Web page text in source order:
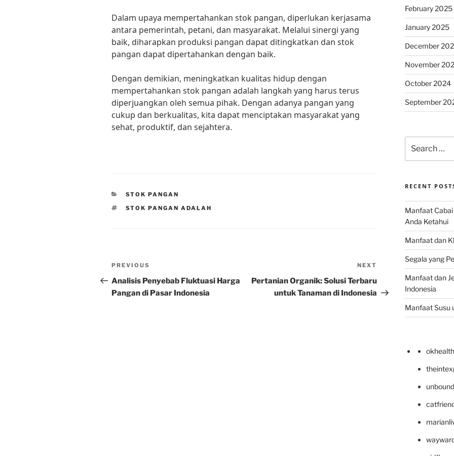
Dalam upaya mempertahankan stok pangan, diperlukan kerjasama
antara pemerintah, petani, dan masyarakat. Melalui sinergi yang
baik, diharapkan produksi pangan dapat ditingkatkan dan stok
pangan dapat dipertahankan dengan baik.
Dengan demikian, meningkatkan kualitas hidup dengan
mempertahankan stok pangan adalah langkah yang harus terus
diperjuangkan oleh semua pihak. Dengan adanya pangan yang
cukup dan berkualitas, kita dapat menciptakan masyarakat yang
sehat, produktif, dan sejahtera.
CATEGORIES
STOK PANGAN
TAGS
STOK PANGAN ADALAH
Post
navigation
Previous
Post
PREVIOUS
Analisis Penyebab Fluktuasi Harga
Pangan di Pasar Indonesia
Post
NEXT
Pertanian Organik: Solusi Terbaru
untuk Tanaman di Indonesia
February 2025
January 2025
December
November
October 2024
September
for:
RECENT
Manfaat
Anda Ketahui
Manfaat dan
Segala yang
Manfaat dan
Indonesia
Manfaat Susu